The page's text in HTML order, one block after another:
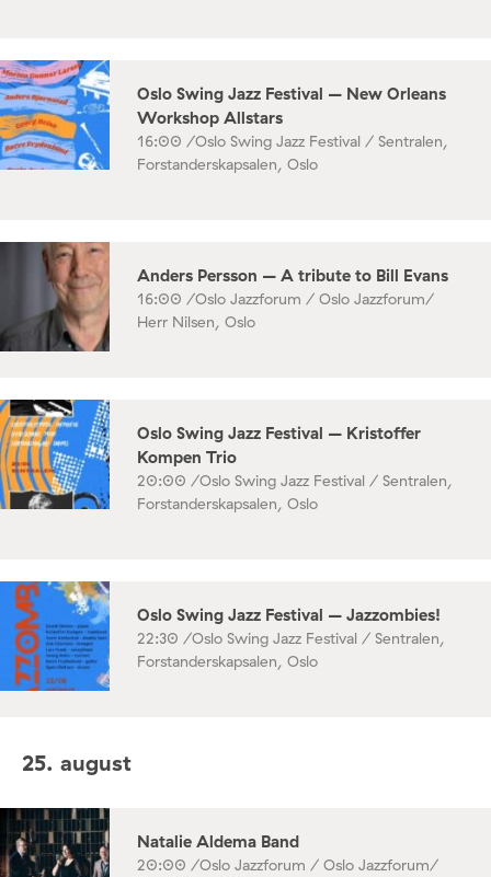
Oslo Swing Jazz Festival – New Orleans
Workshop Allstars
16:00 /Oslo Swing Jazz Festival / Sentralen,
Forstanderskapsalen, Oslo
Anders Persson – A tribute to Bill Evans
16:00 /Oslo Jazzforum / Oslo Jazzforum/
Herr Nilsen, Oslo
Oslo Swing Jazz Festival – Kristoffer
Kompen Trio
20:00 /Oslo Swing Jazz Festival / Sentralen,
Forstanderskapsalen, Oslo
Oslo Swing Jazz Festival – Jazzombies!
22:30 /Oslo Swing Jazz Festival / Sentralen,
Forstanderskapsalen, Oslo
25. august
Natalie Aldema Band
20:00 /Oslo Jazzforum / Oslo Jazzforum/